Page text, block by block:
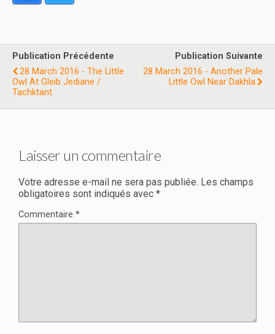
Publication Précédente
28 March 2016 - The Little
Owl At Gleib Jediane /
Tachktant
Publication Suivante
28 March 2016 - Another Pale
Little Owl Near Dakhla
Laisser un commentaire
Votre adresse e-mail ne sera pas publiée. Les champs
obligatoires sont indiqués avec *
Commentaire *